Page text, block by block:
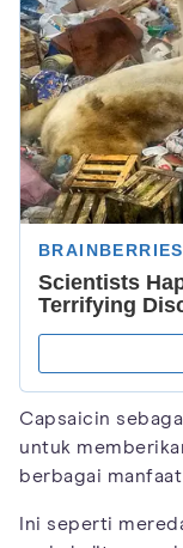
Capsaicin
untuk
berbagai
Ini seperti